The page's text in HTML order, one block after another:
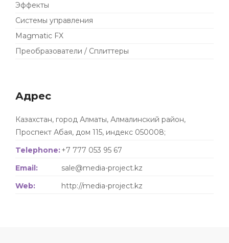
Эффекты
Системы управления
Magmatic FX
Преобразователи / Сплиттеры
Адрес
Казахстан, город Алматы, Алмалинский район,
Проспект Абая, дом 115, индекс 050008;
Telephone:+7 777 053 95 67
Email:
sale@media-project.kz
Web:
http://media-project.kz